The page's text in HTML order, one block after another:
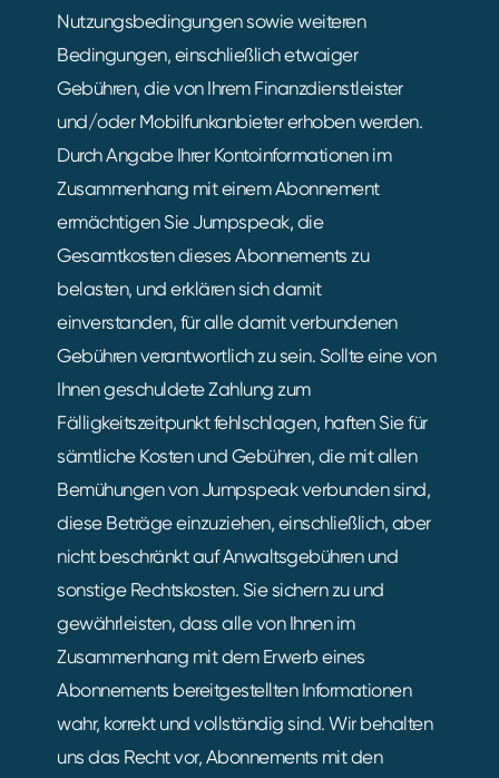
Nutzungsbedingungen sowie weiteren
Bedingungen, einschließlich etwaiger
Gebühren, die von Ihrem Finanzdienstleister
und/oder Mobilfunkanbieter erhoben werden.
Durch Angabe Ihrer Kontoinformationen im
Zusammenhang mit einem Abonnement
ermächtigen Sie Jumpspeak, die
Gesamtkosten dieses Abonnements zu
belasten, und erklären sich damit
einverstanden, für alle damit verbundenen
Gebühren verantwortlich zu sein. Sollte eine von
Ihnen geschuldete Zahlung zum
Fälligkeitszeitpunkt fehlschlagen, haften Sie für
sämtliche Kosten und Gebühren, die mit allen
Bemühungen von Jumpspeak verbunden sind,
diese Beträge einzuziehen, einschließlich, aber
nicht beschränkt auf Anwaltsgebühren und
sonstige Rechtskosten. Sie sichern zu und
gewährleisten, dass alle von Ihnen im
Zusammenhang mit dem Erwerb eines
Abonnements bereitgestellten Informationen
wahr, korrekt und vollständig sind. Wir behalten
uns das Recht vor, Abonnements mit den